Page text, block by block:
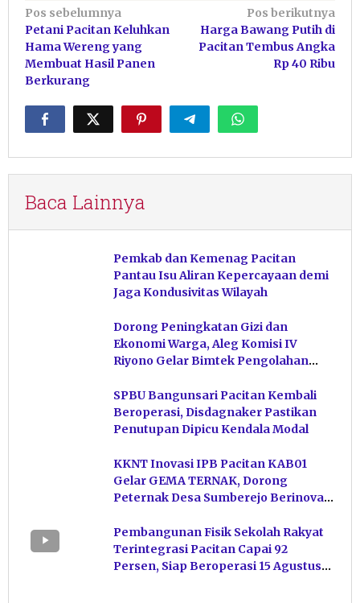
Navigasi
pos
Pos sebelumnya
Petani Pacitan Keluhkan
Hama Wereng yang
Membuat Hasil Panen
Berkurang
Pos berikutnya
Harga Bawang Putih di
Pacitan Tembus Angka
Rp 40 Ribu
Baca Lainnya
Pemkab dan Kemenag Pacitan
Pantau Isu Aliran Kepercayaan demi
Jaga Kondusivitas Wilayah
Dorong Peningkatan Gizi dan
Ekonomi Warga, Aleg Komisi IV
Riyono Gelar Bimtek Pengolahan
SPBU Bangunsari Pacitan Kembali
Beroperasi, Disdagnaker Pastikan
Penutupan Dipicu Kendala Modal
KKNT Inovasi IPB Pacitan KAB01
Gelar GEMA TERNAK, Dorong
Peternak Desa Sumberejo Berinovasi
Pembangunan Fisik Sekolah Rakyat
Terintegrasi Pacitan Capai 92
Persen, Siap Beroperasi 15 Agustus